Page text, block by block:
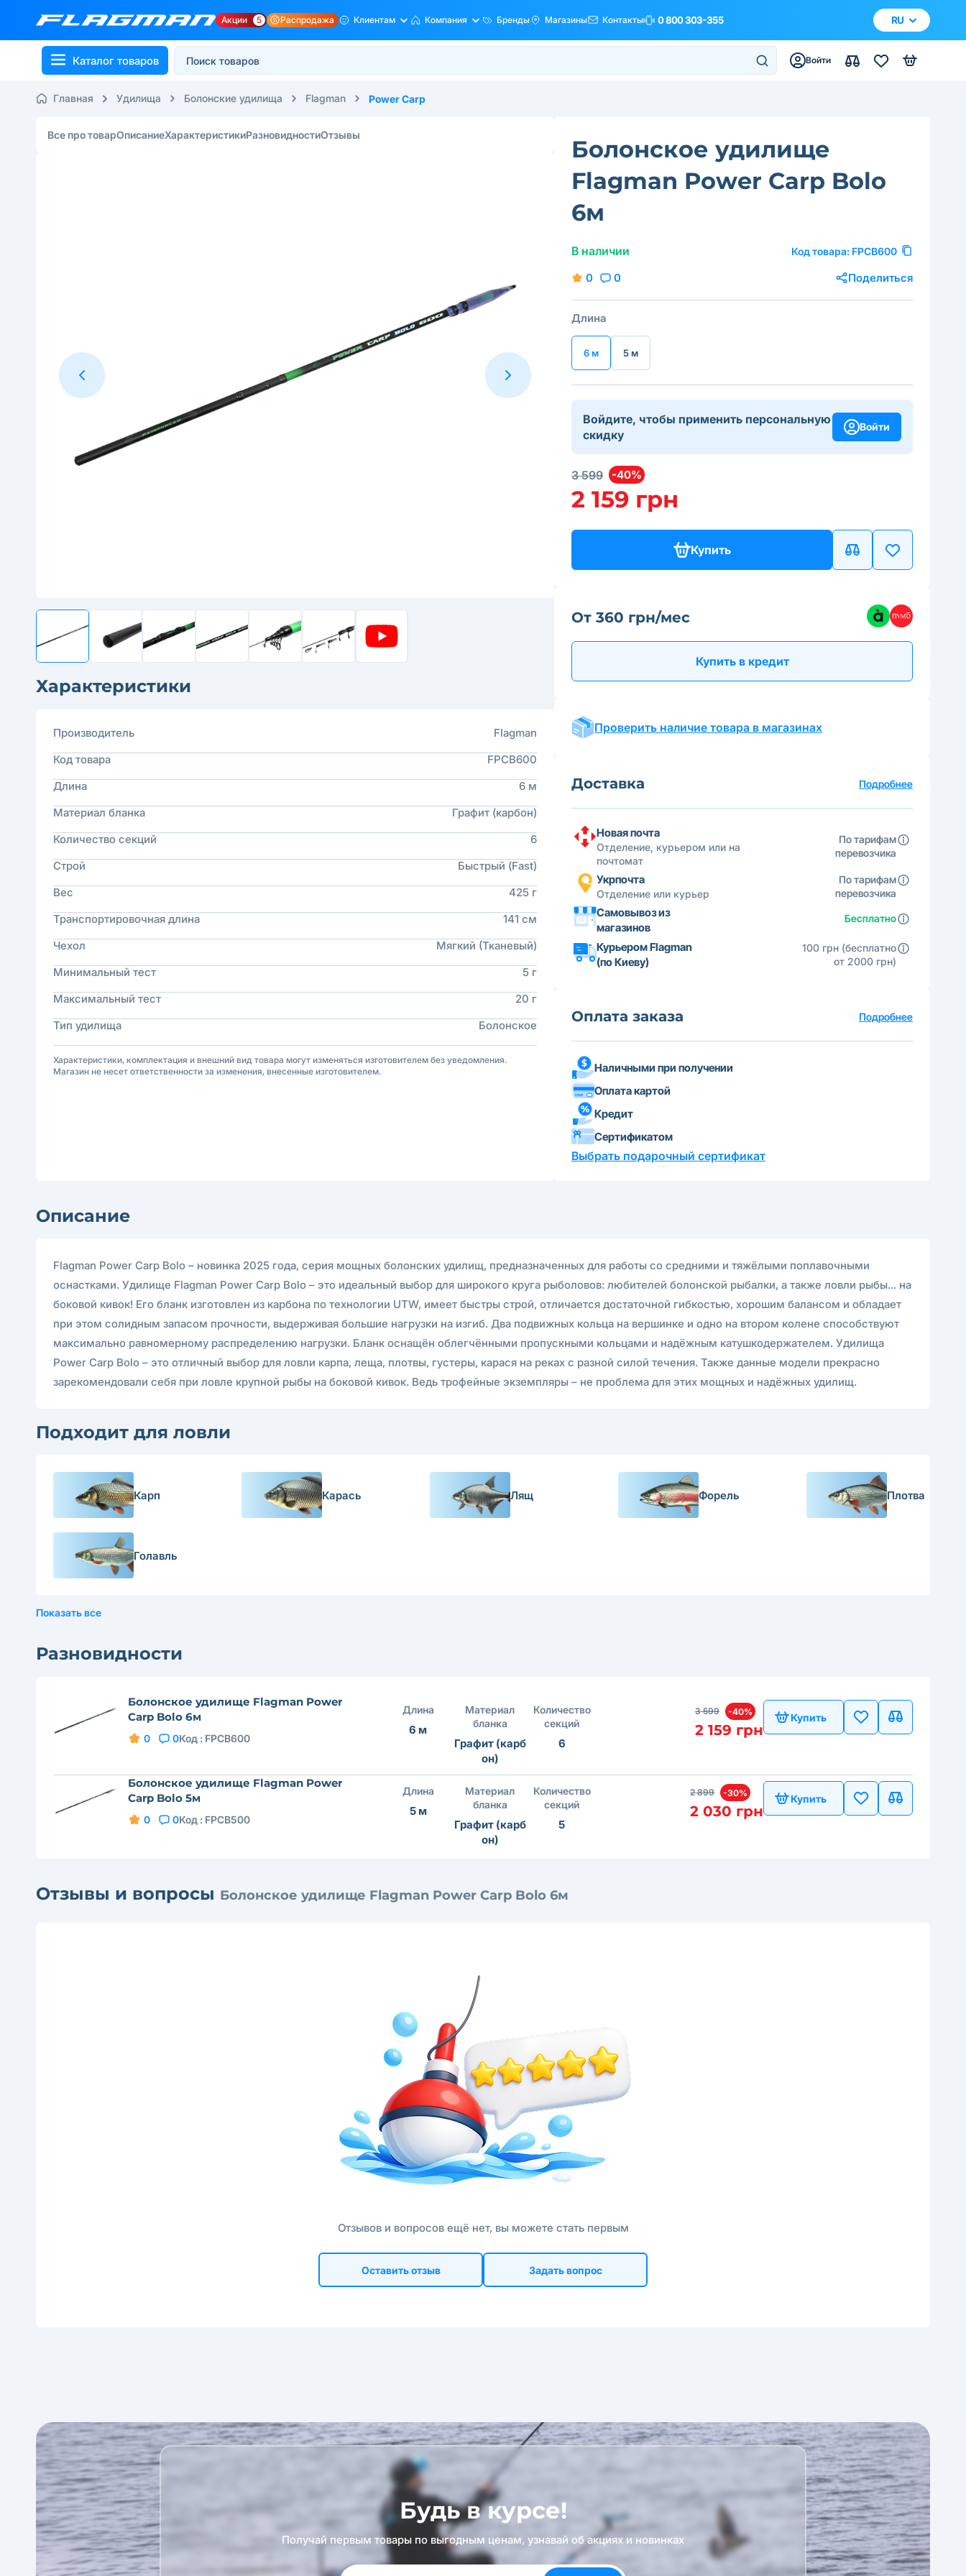
Акции 5 Распродажа Клиентам Компания Бренды Магазины Контакты 0 800 303-355 RU
Каталог товаров Войти
Главная Удилища Болонские удилища Flagman Power Carp
Все про товарОписаниеХарактеристикиРазновидностиОтзывы
Характеристики
Производитель
Flagman
Код товара
FPCB600
Длина
6 м
Материал бланка
Графит (карбон)
Количество секций
6
Строй
Быстрый (Fast)
Вес
425 г
Транспортировочная длина
141 см
Чехол
Мягкий (Тканевый)
Минимальный тест
5 г
Максимальный тест
20 г
Тип удилища
Болонское
Характеристики, комплектация и внешний вид товара могут изменяться изготовителем без уведомления.
Магазин не несет ответственности за изменения, внесенные изготовителем.
Болонское удилище
Flagman Power Carp Bolo
6м
В наличии Код товара: FPCB600
0 0 Поделиться
Длина
6 м 5 м
Войдите, чтобы применить персональную
скидку
Войти
3 599 -40%
2 159 грн
Купить
От 360 грн/мес
Купить в кредит
Проверить наличие товара в магазинах
Доставка Подробнее
Новая почта
Отделение, курьером или на
почтомат
По тарифам
перевозчика
Укрпочта
Отделение или курьер
По тарифам
перевозчика
Самовывоз из
магазинов
Бесплатно
Курьером Flagman
(по Киеву)
100 грн (бесплатно
от 2000 грн)
Оплата заказа Подробнее
Наличными при получении
Оплата картой
Кредит
Сертификатом
Выбрать подарочный сертификат
Описание
Flagman Power Carp Bolo – новинка 2025 года, серия мощных болонских удилищ, предназначенных для работы со средними и тяжёлыми поплавочными
оснастками. Удилище Flagman Power Carp Bolo – это идеальный выбор для широкого круга рыболовов: любителей болонской рыбалки, а также ловли рыбы... на
боковой кивок! Его бланк изготовлен из карбона по технологии UTW, имеет быстры строй, отличается достаточной гибкостью, хорошим балансом и обладает
при этом солидным запасом прочности, выдерживая большие нагрузки на изгиб. Два подвижных кольца на вершинке и одно на втором колене способствуют
максимально равномерному распределению нагрузки. Бланк оснащён облегчёнными пропускными кольцами и надёжным катушкодержателем. Удилища
Power Carp Bolo – это отличный выбор для ловли карпа, леща, плотвы, густеры, карася на реках с разной силой течения. Также данные модели прекрасно
зарекомендовали себя при ловле крупной рыбы на боковой кивок. Ведь трофейные экземпляры – не проблема для этих мощных и надёжных удилищ.
Подходит для ловли
Карп Карась Лящ Форель Плотва
Голавль
Показать все
Разновидности
Болонское удилище Flagman Power
Carp Bolo 6м
0 0Код : FPCB600
Длина
6 м
Материал
бланка
Графит (карб
он)
Количество
секций
6
3 599 -40%
2 159 грн
Купить
Болонское удилище Flagman Power
Carp Bolo 5м
0 0Код : FPCB500
Длина
5 м
Материал
бланка
Графит (карб
он)
Количество
секций
5
2 899 -30%
2 030 грн
Купить
Отзывы и вопросы Болонское удилище Flagman Power Carp Bolo 6м
Отзывов и вопросов ещё нет, вы можете стать первым
Оставить отзыв Задать вопрос
Будь в курсе!
Получай первым товары по выгодным ценам, узнавай об акциях и новинках